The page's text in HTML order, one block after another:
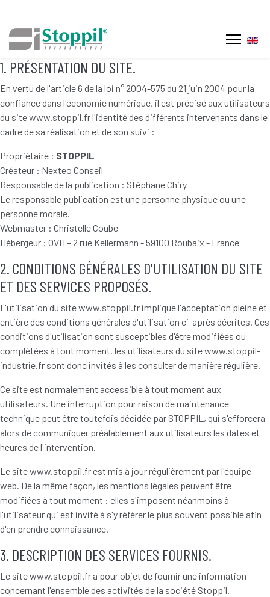
1. PRÉSENTATION DU SITE.
En vertu de l'article 6 de la loi n° 2004-575 du 21 juin 2004 pour la
confiance dans l'économie numérique, il est précisé aux utilisateurs
du site www.stoppil.fr l'identité des différents intervenants dans le
cadre de sa réalisation et de son suivi :
Propriétaire : STOPPIL
Créateur : Nexteo Conseil
Responsable de la publication : Stéphane Chiry
Le responsable publication est une personne physique ou une
personne morale.
Webmaster : Christelle Coube
Hébergeur : OVH – 2 rue Kellermann - 59100 Roubaix - France
2. CONDITIONS GÉNÉRALES D'UTILISATION DU SITE
ET DES SERVICES PROPOSÉS.
L'utilisation du site www.stoppil.fr implique l'acceptation pleine et
entière des conditions générales d'utilisation ci-après décrites. Ces
conditions d'utilisation sont susceptibles d'être modifiées ou
complétées à tout moment, les utilisateurs du site www.stoppil-
industrie.fr sont donc invités à les consulter de manière régulière.
Ce site est normalement accessible à tout moment aux
utilisateurs. Une interruption pour raison de maintenance
technique peut être toutefois décidée par STOPPIL, qui s'efforcera
alors de communiquer préalablement aux utilisateurs les dates et
heures de l'intervention.
Le site www.stoppil.fr est mis à jour régulièrement par l'équipe
web. De la même façon, les mentions légales peuvent être
modifiées à tout moment : elles s'imposent néanmoins à
l'utilisateur qui est invité à s'y référer le plus souvent possible afin
d'en prendre connaissance.
3. DESCRIPTION DES SERVICES FOURNIS.
Le site www.stoppil.fr a pour objet de fournir une information
concernant l'ensemble des activités de la société Stoppil.